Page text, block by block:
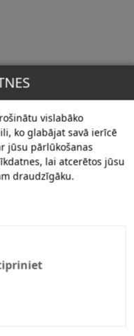
vislabāko
ko glabājat savā ierīcē
jūsu pārlūkošanas
lai atcerētos jūsu
draudzīgāku.